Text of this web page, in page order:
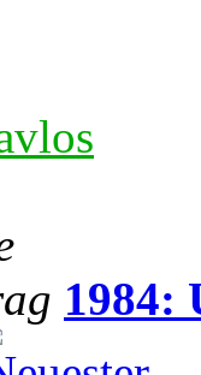
1984: